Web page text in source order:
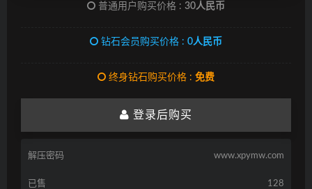
普通用户购买价格 : 30人民币
钻石会员购买价格 : 0人民币
终身钻石购买价格 : 免费
登录后购买
解压密码 www.xpymw.com
已售 128